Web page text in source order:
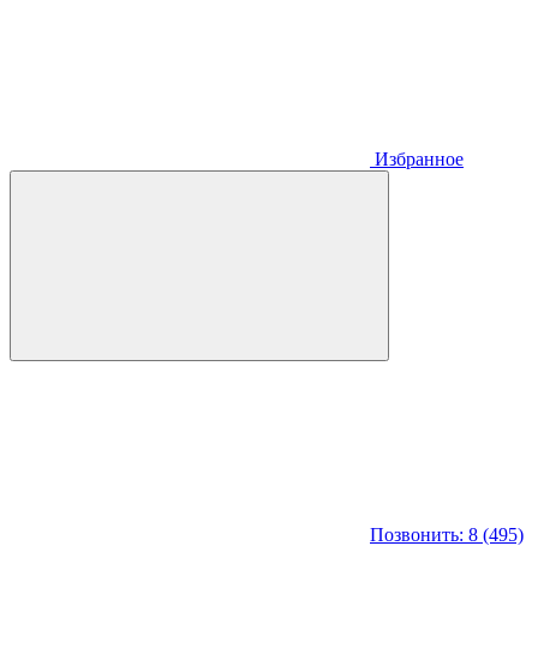
Избранное
Позвонить: 8 (495)